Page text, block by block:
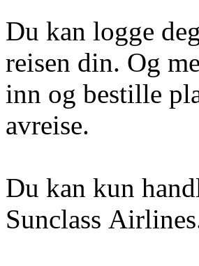
Du kan logge
reisen din. Og
inn og bestille
avreise.
Du kan kun
Sunclass